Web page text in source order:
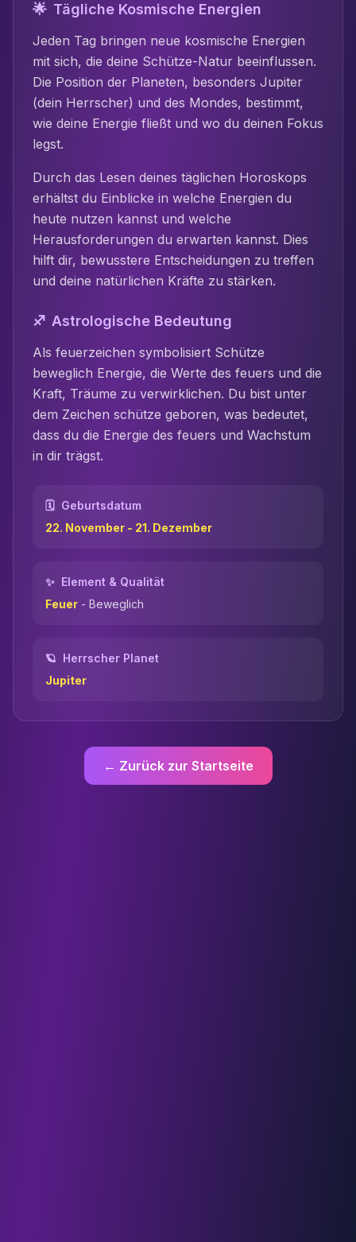
🌟 Tägliche Kosmische Energien
Jeden Tag bringen neue kosmische Energien
mit sich, die deine Schütze-Natur beeinflussen.
Die Position der Planeten, besonders Jupiter
(dein Herrscher) und des Mondes, bestimmt,
wie deine Energie fließt und wo du deinen Fokus
legst.
Durch das Lesen deines täglichen Horoskops
erhältst du Einblicke in welche Energien du
heute nutzen kannst und welche
Herausforderungen du erwarten kannst. Dies
hilft dir, bewusstere Entscheidungen zu treffen
und deine natürlichen Kräfte zu stärken.
♐ Astrologische Bedeutung
Als feuerzeichen symbolisiert Schütze
beweglich Energie, die Werte des feuers und die
Kraft, Träume zu verwirklichen. Du bist unter
dem Zeichen schütze geboren, was bedeutet,
dass du die Energie des feuers und Wachstum
in dir trägst.
🗓️ Geburtsdatum
22. November - 21. Dezember
✨ Element & Qualität
Feuer - Beweglich
🪐 Herrscher Planet
Jupiter
← Zurück zur Startseite